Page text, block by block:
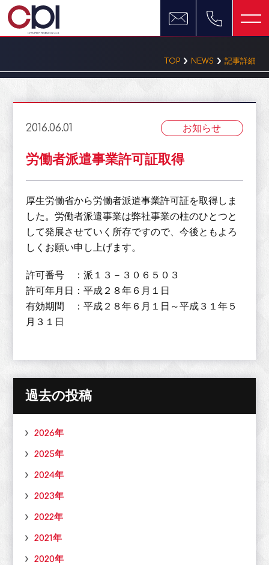
TOP NEWS 記事詳細
2016.06.01 お知らせ
労働者派遣事業許可証取得
厚生労働省から労働者派遣事業許可証を取得しま
した。労働者派遣事業は弊社事業の柱のひとつと
して発展させていく所存ですので、今後ともよろ
しくお願い申し上げます。
許可番号 ：派１３－３０６５０３
許可年月日：平成２８年６月１日
有効期間 ：平成２８年６月１日～平成３１年５
月３１日
過去の投稿
2026年
2025年
2024年
2023年
2022年
2021年
2020年